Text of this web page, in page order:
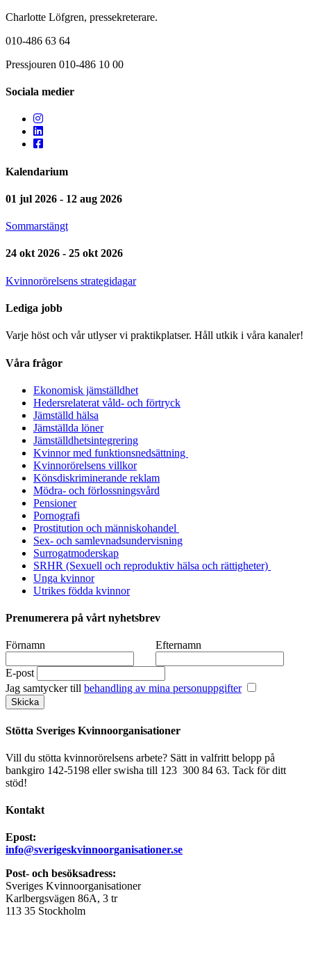
Charlotte Löfgren, pressekreterare.
010-486 63 64
Pressjouren 010-486 10 00
Sociala medier
Kalendarium
01 jul 2026 - 12 aug 2026
Sommarstängt
24 okt 2026 - 25 okt 2026
Kvinnorörelsens strategidagar
Lediga jobb
Varje höst och vår utlyser vi praktikplatser. Håll utkik i våra kanaler!
Våra frågor
Ekonomisk jämställdhet
Hedersrelaterat våld- och förtryck
Jämställd hälsa
Jämställda löner
Jämställdhetsintegrering
Kvinnor med funktionsnedsättning
Kvinnorörelsens villkor
Könsdiskriminerande reklam
Mödra- och förlossningsvård
Pensioner
Pornografi
Prostitution och människohandel
Sex- och samlevnadsundervisning
Surrogatmoderskap
SRHR (Sexuell och reproduktiv hälsa och rättigheter)
Unga kvinnor
Utrikes födda kvinnor
Prenumerera på vårt nyhetsbrev
Förnamn Efternamn
E-post
Jag samtycker till behandling av mina personuppgifter
Stötta Sveriges Kvinnoorganisationer
Vill du stötta kvinnorörelsens arbete? Sätt in valfritt belopp på
bankgiro 142-5198 eller swisha till 123 300 84 63. Tack för ditt
stöd!
Kontakt
Epost:
info@sverigeskvinnoorganisationer.se
Post- och besöksadress:
Sveriges Kvinnoorganisationer
Karlbergsvägen 86A, 3 tr
113 35 Stockholm